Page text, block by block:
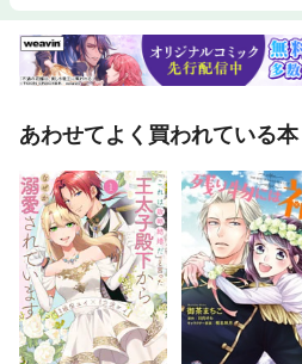
あわせてよく買われている本